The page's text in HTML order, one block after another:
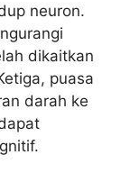
neuron.
dikaitkan
puasa
darah ke